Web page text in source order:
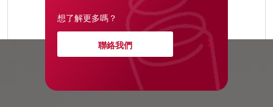
醬包/湯品
想了解更多嗎？
聯絡我們